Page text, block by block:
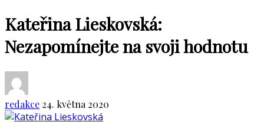
Kateřina Lieskovská:
Nezapomínejte na svoji hodnotu
redakce 24. května 2020